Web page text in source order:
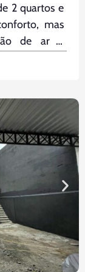
2 quartos e
mas
de ar e
no